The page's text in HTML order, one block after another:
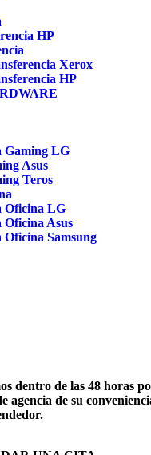
HP
Xerox
HP
Gaming LG
Asus
Teros
Oficina LG
Asus
Samsung
dentro de las 48 horas
agencia de su